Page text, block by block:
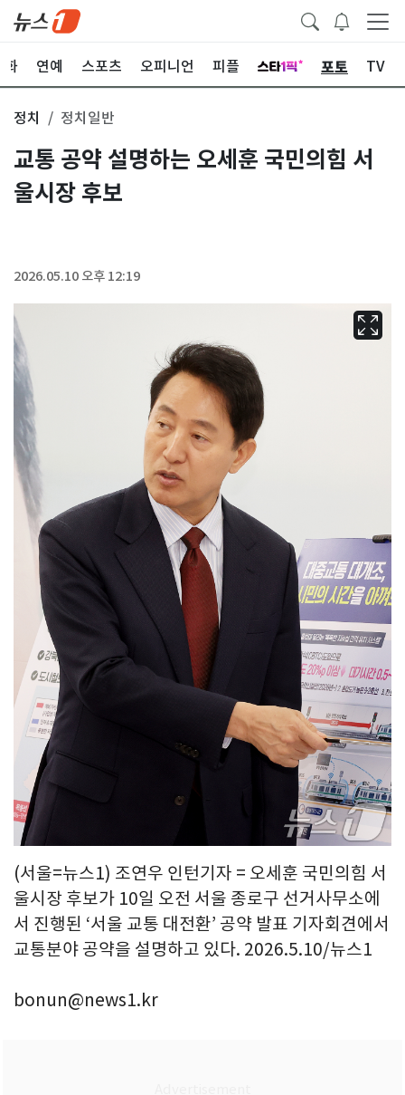
화 연예 스포츠 오피니언 피플 포토 TV
정치 정치일반
교통 공약 설명하는 오세훈 국민의힘 서
울시장 후보
2026.05.10 오후 12:19
(서울=뉴스1) 조연우 인턴기자 = 오세훈 국민의힘 서
울시장 후보가 10일 오전 서울 종로구 선거사무소에
서 진행된 ‘서울 교통 대전환’ 공약 발표 기자회견에서
교통분야 공약을 설명하고 있다. 2026.5.10/뉴스1
bonun@news1.kr